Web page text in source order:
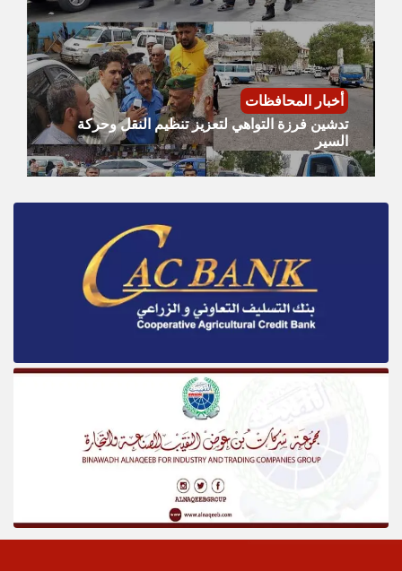
أخبار المحافظات
تدشين فرزة التواهي لتعزيز تنظيم النقل وحركة
السير